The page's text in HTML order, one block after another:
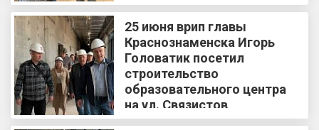
25 июня врип главы
Краснознаменска Игорь
Головатик посетил
строительство
образовательного центра
на ул. Связистов